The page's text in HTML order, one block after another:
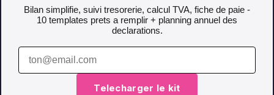
Bilan simplifie, suivi tresorerie, calcul TVA, fiche de paie -
10 templates prets a remplir + planning annuel des
declarations.
Telecharger le kit